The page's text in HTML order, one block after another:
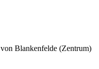
von Blankenfelde (Zentrum)